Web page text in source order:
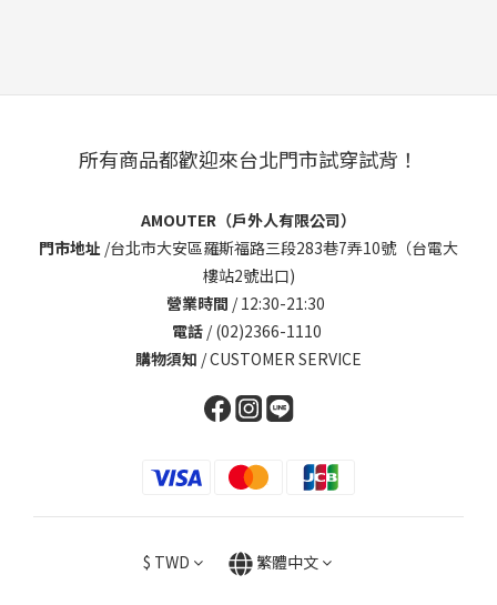
所有商品都歡迎來台北門市試穿試背！
AMOUTER（戶外人有限公司）
門市地址 /台北市大安區羅斯福路三段283巷7弄10號（台電大
樓站2號出口)
營業時間 / 12:30-21:30
電話 / (02)2366-1110
購物須知 /CUSTOMER SERVICE
$ TWD 繁體中文